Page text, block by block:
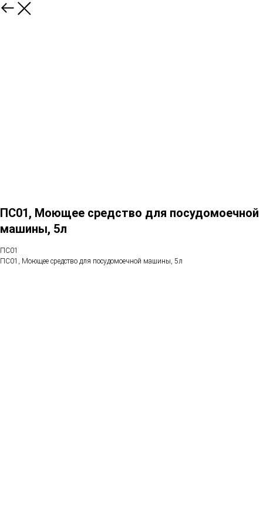
ПС01, Моющее средство для посудомоечной
машины, 5л
ПС01
ПС01, Моющее средство для посудомоечной машины, 5л